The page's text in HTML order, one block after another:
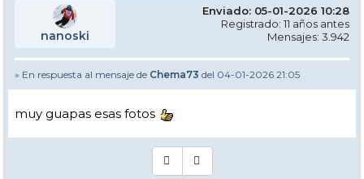
nanoski
Enviado: 05-01-2026 10:28
Registrado: 11 años antes
Mensajes: 3.942
» En respuesta al mensaje de Chema73 del 04-01-2026 21:05
muy guapas esas fotos